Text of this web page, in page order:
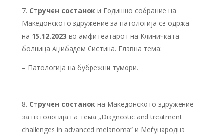
Стручен состаноки Годишно собрание на
Македонското здружение за патологија се одржа
на 15.12.2023 во амфитеатарот на Клиничката
болница Аџибадем Систина. Главна тема:
– Патологија на бубрежни тумори.
Стручен состанок на Македонското здружение
за патологија на тема „Diagnostic and treatment
challenges in advanced melanoma“ и Меѓународна